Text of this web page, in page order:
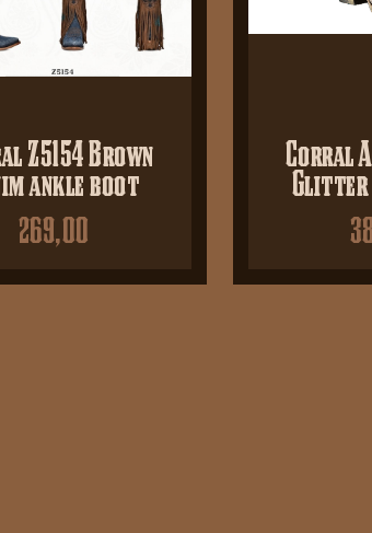
Z5154 Brown
ankle boot
269,00
Corral
Glitter